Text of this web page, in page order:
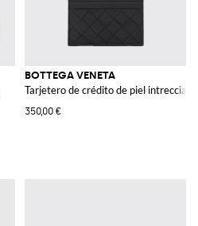
BOTTEGA VENETA
Tarjetero de crédito de piel intrecciato
350,00 €